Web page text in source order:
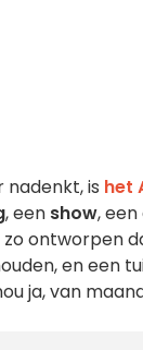
nadenkt, is het
, een show,
ontworpen
en een
ja, van